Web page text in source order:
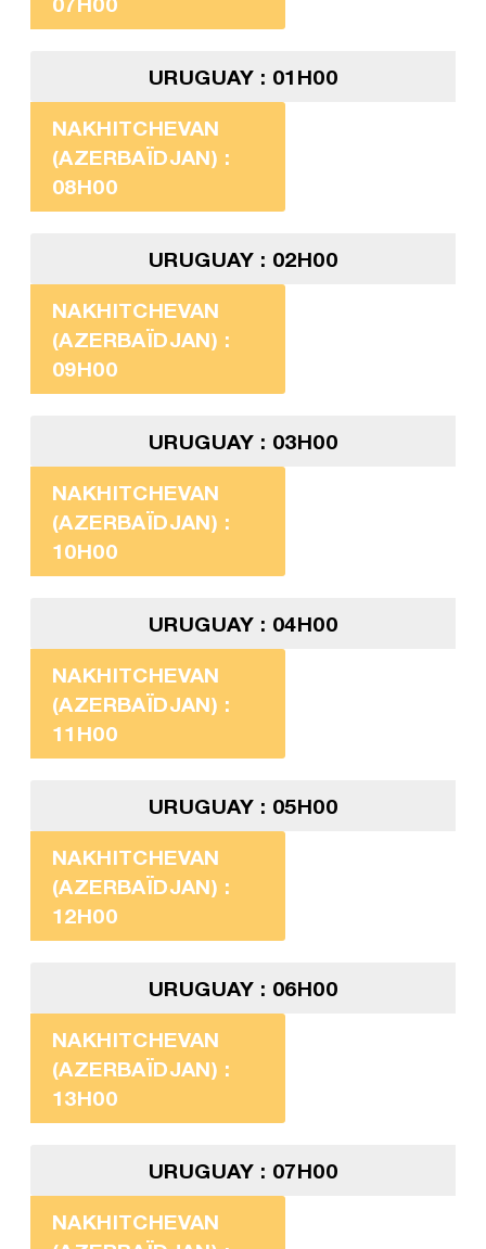
URUGUAY : 01H00
NAKHITCHEVAN
(AZERBAÏDJAN) :
08H00
URUGUAY : 02H00
NAKHITCHEVAN
(AZERBAÏDJAN) :
09H00
URUGUAY : 03H00
NAKHITCHEVAN
(AZERBAÏDJAN) :
10H00
URUGUAY : 04H00
NAKHITCHEVAN
(AZERBAÏDJAN) :
11H00
URUGUAY : 05H00
NAKHITCHEVAN
(AZERBAÏDJAN) :
12H00
URUGUAY : 06H00
NAKHITCHEVAN
(AZERBAÏDJAN) :
13H00
URUGUAY : 07H00
NAKHITCHEVAN